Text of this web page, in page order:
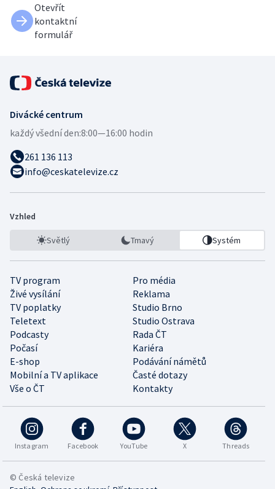
Otevřít
kontaktní
formulář
Divácké centrum
každý všední den:8:00—16:00 hodin
261 136 113
info@ceskatelevize.cz
Vzhled
Světlý Tmavý Systém
TV program
Pro média
Živé vysílání
Reklama
TV poplatky
Studio Brno
Teletext
Studio Ostrava
Podcasty
Rada ČT
Počasí
Kariéra
E-shop
Podávání námětů
Mobilní a TV aplikace
Časté dotazy
Vše o ČT
Kontakty
Instagram Facebook YouTube X Threads
© Česká televize